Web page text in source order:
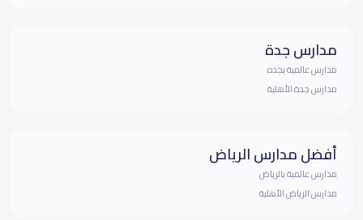
مدارس جدة
مدارس عالمية بجده
مدارس جدة الأهلية
أفضل مدارس الرياض
مدارس عالمية بالرياض
مدارس الرياض الأهلية